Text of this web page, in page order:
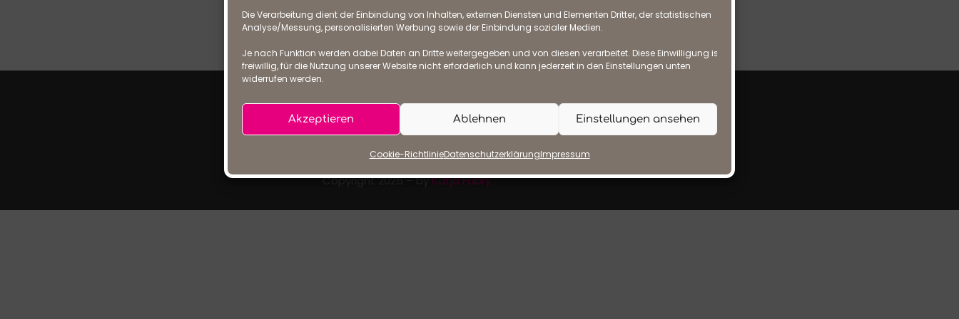
Die Verarbeitung dient der Einbindung von Inhalten, externen Diensten und Elementen Dritter, der statistischen
Analyse/Messung, personalisierten Werbung sowie der Einbindung sozialer Medien.
Je nach Funktion werden dabei Daten an Dritte weitergegeben und von diesen verarbeitet. Diese Einwilligung ist
freiwillig, für die Nutzung unserer Website nicht erforderlich und kann jederzeit in den Einstellungen unten
widerrufen werden.
Akzeptieren Ablehnen Einstellungen ansehen
Cookie-RichtlinieDatenschutzerklärungImpressum
BACK TO HOMEPAGE
DatenschutzerklärungAGBCookie Richtlinie
Copyright 2025 – byKatja Fabry